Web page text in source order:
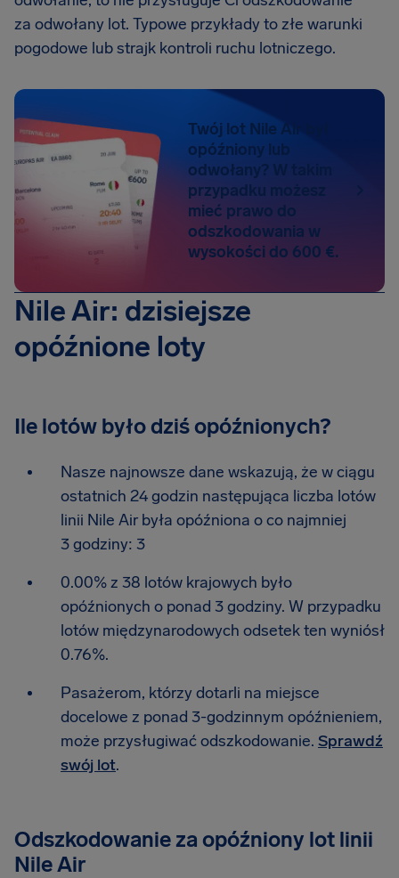
za odwołany lot. Typowe przykłady to złe warunki
pogodowe lub strajk kontroli ruchu lotniczego.
Twój lot Nile Air był
opóźniony lub
odwołany? W takim
przypadku możesz
mieć prawo do
odszkodowania w
wysokości do 600 €.
Nile Air: dzisiejsze
opóźnione loty
Ile lotów było dziś opóźnionych?
Nasze najnowsze dane wskazują, że w ciągu
ostatnich 24 godzin następująca liczba lotów
linii Nile Air była opóźniona o co najmniej
3 godziny: 3
0.00% z 38 lotów krajowych było
opóźnionych o ponad 3 godziny. W przypadku
lotów międzynarodowych odsetek ten wyniósł
0.76%.
Pasażerom, którzy dotarli na miejsce
docelowe z ponad 3-godzinnym opóźnieniem,
może przysługiwać odszkodowanie. Sprawdź
swój lot.
Odszkodowanie za opóźniony lot linii
Nile Air